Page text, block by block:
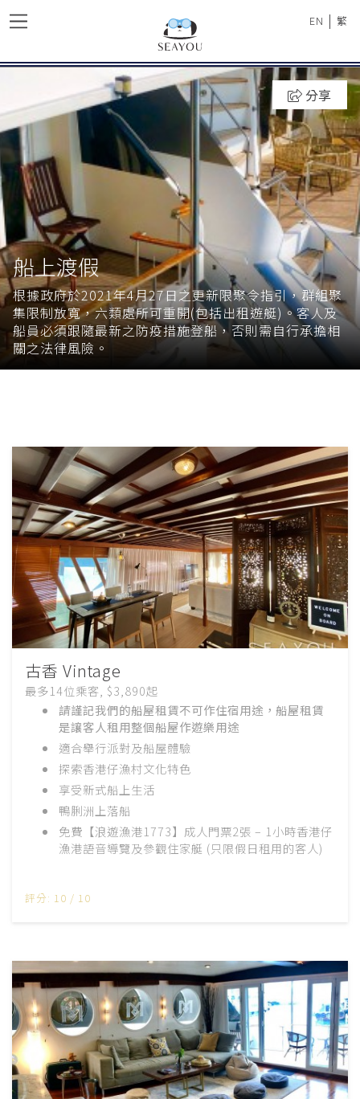
EN | 繁
船上渡假
根據政府於2021年4月27日之更新限聚令指引，群組聚
集限制放寬，六類處所可重開(包括出租遊艇)。客人及
船員必須跟隨最新之防疫措施登船，否則需自行承擔相
關之法律風險。
分享
古香 Vintage
最多14位乘客, $3,890起
請謹記我們的船屋租賃不可作住宿用途，船屋租賃
是讓客人租用整個船屋作遊樂用途
適合舉行派對及船屋體驗
探索香港仔漁村文化特色
享受新式船上生活
鴨脷洲上落船
免費【浪遊漁港1773】成人門票2張 – 1小時香港仔
漁港語音導覽及參觀住家艇 (只限假日租用的客人)
評分: 10 / 10